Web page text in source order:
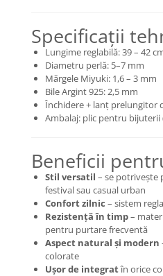
BRĂȚĂRI DE PICIOR
Brățări de picior din Aur
Brățări de picior din Argint
COLIERE
Coliere cu mărgele colorate și
Specificații
Lungime reglabilă: 39 – 42
Diametru perlă: 5–7 mm
Mărgele Miyuki: 1,6 – 3 mm
Bile Argint 925: 2,5 mm
Închidere + lanț prelungitor
Ambalaj: plic pentru
Beneficii
Stil versatil – se potrivește
festival sau casual urban
Confort zilnic – sistem
Rezistență în timp–
pentru purtare frecventă
Aspect natural și modern
colorate
Ușor de integratîn orice